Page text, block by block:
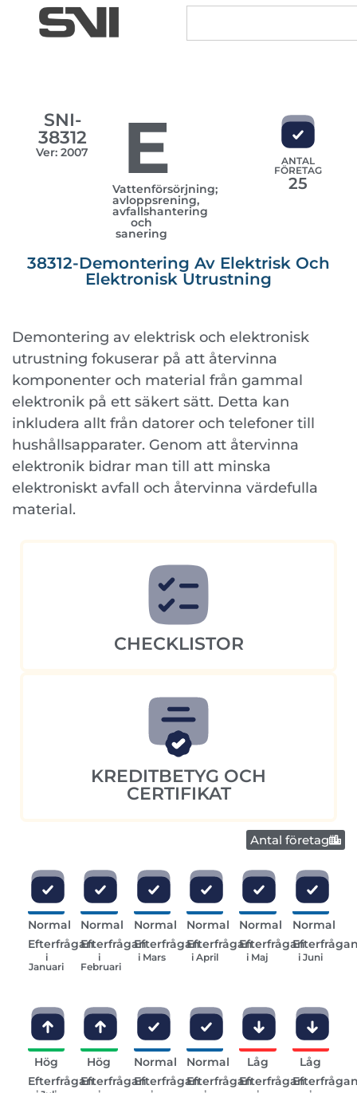
SNI-
38312
Ver: 2007 E
Vattenförsörjning;
avloppsrening,
avfallshantering
och
sanering
ANTAL
FÖRETAG
25
38312-Demontering Av Elektrisk Och
Elektronisk Utrustning
Demontering av elektrisk och elektronisk
utrustning fokuserar på att återvinna
komponenter och material från gammal
elektronik på ett säkert sätt. Detta kan
inkludera allt från datorer och telefoner till
hushållsapparater. Genom att återvinna
elektronik bidrar man till att minska
elektroniskt avfall och återvinna värdefulla
material.
CHECKLISTOR
KREDITBETYG OCH
CERTIFIKAT
Antal företag
Normal
Efterfrågan
i
Januari
Normal
Efterfrågan
i
Februari
Normal
Efterfrågan
i Mars
Normal
Efterfrågan
i April
Normal
Efterfrågan
i Maj
Normal
i Juni
Hög
Efterfrågan
Hög
Efterfrågan
Normal
Efterfrågan
Normal
Efterfrågan
Låg
Efterfrågan
Låg